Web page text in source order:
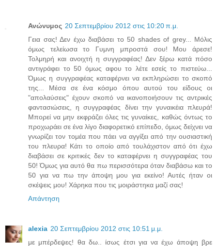
Ανώνυμος 20 Σεπτεμβρίου 2012 στις 10:20 π.μ.
Γεια σας! Δεν έχω διαβάσει το 50 shades of grey... Μόλις
όμως τελείωσα το Γυμνη μπροστά σου! Μου άρεσε!
Τολμηρή και ανοιχτή η συγγραφέας! Δεν ξέρω κατά πόσο
αντιγράφει το 50 όμως αφου το λέτε εσείς το πιστεύω...
Όμως η συγγραφέας καταφέρνει να εκπληρώσει το σκοπό
της... Μέσα σε ένα κόσμο όπου αυτού του είδους οι
"απολαύσεις" έχουν σκοπό να ικανοποιήσουν τις αντρικές
φαντασιώσεις, η συγγραφέας δίνει την γυναικέια πλευρά!
Μπορεί να μην εκφράζει όλες τις γυναίκες, καθώς όντως το
προχωράει σε ένα λίγο διαφορετικό επίπεδο, όμως δείχνει να
γνωρίζει τον τομέα που πάει να αγγίξει από την ουσιαστική
του πλευρα! Κάτι το οποίο από τουλάχιστον από ότι έχω
διαβάσει σε κριτικές δεν το καταφέρνει η συγγραφέας του
50! Όμως για αυτό θα πω περισσότερα όταν διαβάσω και το
50 για να πω την άποψη μου για εκείνο! Αυτές ήταν οι
σκέψεις μου! Χάρηκα που τις μοιράστηκα μαζί σας!
Απάντηση
alexia 20 Σεπτεμβρίου 2012 στις 10:51 μ.μ.
με μπέρδεψες! θα δω.. ίσως έτσι για να έχω άποψη βρε